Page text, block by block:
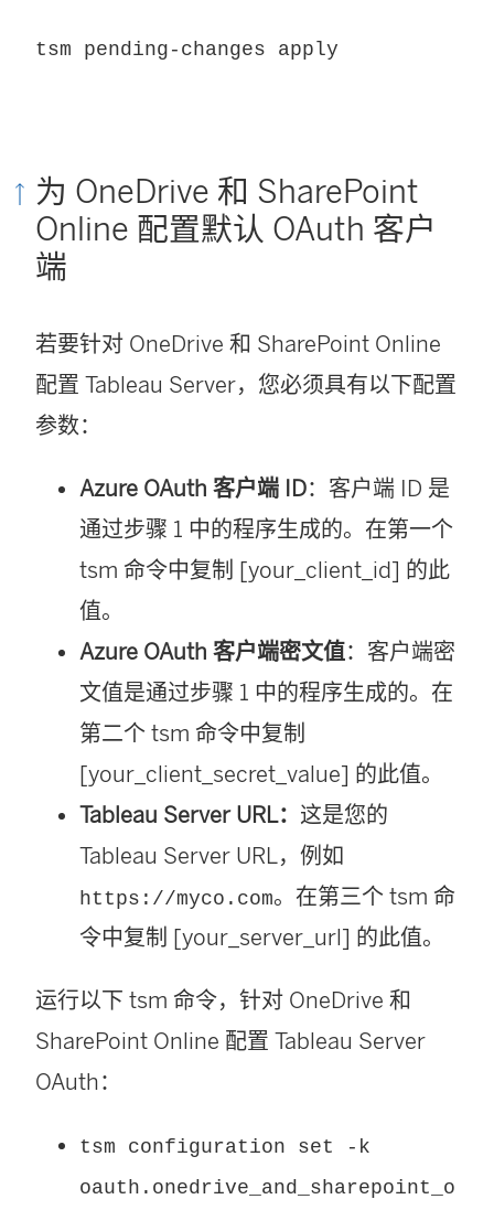
tsm pending-changes apply
为 OneDrive 和 SharePoint
Online 配置默认 OAuth 客户
端
若要针对 OneDrive 和 SharePoint Online
配置 Tableau Server，您必须具有以下配置
参数：
Azure OAuth 客户端 ID：客户端 ID 是
通过步骤 1 中的程序生成的。在第一个
tsm 命令中复制 [your_client_id] 的此
值。
Azure OAuth 客户端密文值：客户端密
文值是通过步骤 1 中的程序生成的。在
第二个 tsm 命令中复制
[your_client_secret_value] 的此值。
Tableau Server URL： 这是您的
Tableau Server URL，例如
https://myco.com。在第三个 tsm 命
令中复制 [your_server_url] 的此值。
运行以下 tsm 命令，针对 OneDrive 和
SharePoint Online 配置 Tableau Server
OAuth：
tsm configuration set -k
oauth.onedrive_and_sharepoint_o